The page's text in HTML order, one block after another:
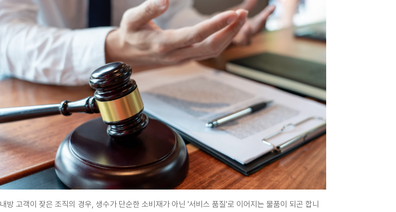
내방 고객이 잦은 조직의 경우, 생수가 단순한 소비재가 아닌 '서비스 품질'로 이어지는 물품이 되곤 합니